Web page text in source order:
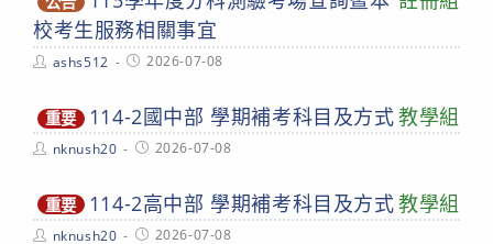
校考生服務相關事宜
Postashs512
Post2026-07-08
重要 114-2國中部 學期補考科目及方式教學組
Postnknush20
Post2026-07-08
重要 114-2高中部 學期補考科目及方式教學組
Postnknush20
Post2026-07-08